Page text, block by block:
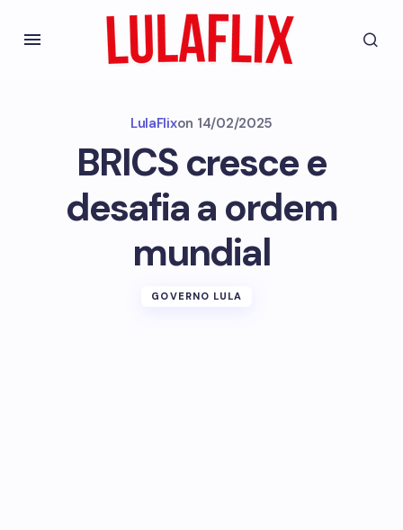
LulaFlixon 14/02/2025
BRICS cresce e
desafia a ordem
mundial
GOVERNO LULA